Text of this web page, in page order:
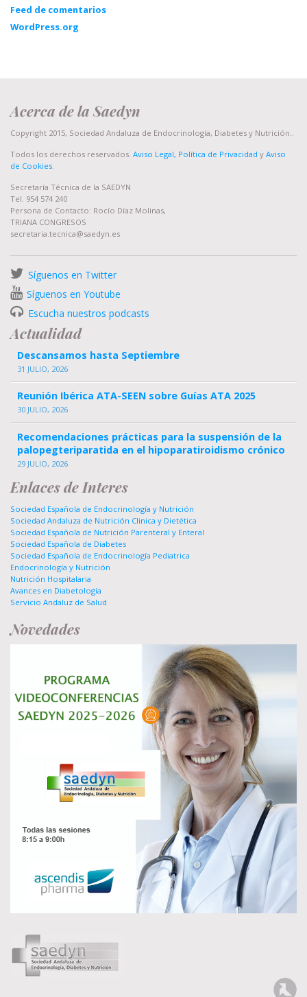
Feed de comentarios
WordPress.org
Acerca de la Saedyn
Copyright 2015, Sociedad Andaluza de Endocrinología, Diabetes y Nutrición..
Todos los derechos reservados. Aviso Legal, Política de Privacidad y Aviso
de Cookies
Secretaría Técnica de la SAEDYN
Tel. 954 574 240
Persona de Contacto: Rocío Díaz Molinas,
TRIANA CONGRESOS
secretaria.tecnica@saedyn.es
Síguenos en Twitter
Síguenos en Youtube
Escucha nuestros podcasts
Actualidad
Descansamos hasta Septiembre
31 JULIO, 2026
Reunión Ibérica ATA-SEEN sobre Guías ATA 2025
30 JULIO, 2026
Recomendaciones prácticas para la suspensión de la
palopegteriparatida en el hipoparatiroidismo crónico
29 JULIO, 2026
Enlaces de Interes
Sociedad Española de Endocrinología y Nutrición
Sociedad Andaluza de Nutrición Clinica y Dietética
Sociedad Española de Nutrición Parenteral y Enteral
Sociedad Española de Diabetes
Sociedad Española de Endocrinología Pediatrica
Endocrinología y Nutrición
Nutrición Hospitalaria
Avances en Diabetología
Servicio Andaluz de Salud
Novedades